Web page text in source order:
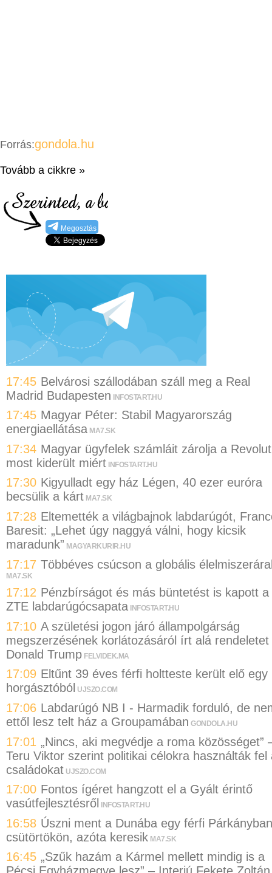
Forrás:gondola.hu
Tovább a cikkre »
Megosztás
17:45 Belvárosi szállodában száll meg a Real
Madrid Budapesten INFOSTART.HU
17:45 Magyar Péter: Stabil Magyarország
energiaellátása MA7.SK
17:34 Magyar ügyfelek számláit zárolja a
most kiderült miért INFOSTART.HU
17:30 Kigyulladt egy ház Légen, 40 ezer euróra
becsülik a kárt MA7.SK
17:28 Eltemették a világbajnok labdarúgót,
Baresit: „Lehet úgy naggyá válni, hogy kicsik
maradunk” MAGYARKURIR.HU
17:17 Többéves csúcson a globális
MA7.SK
17:12 Pénzbírságot és más büntetést is kapott a
ZTE labdarúgócsapata INFOSTART.HU
17:10 A születési jogon járó állampolgárság
megszerzésének korlátozásáról írt alá rendeletet
Donald Trump FELVIDEK.MA
17:09 Eltűnt 39 éves férfi holtteste került elő egy
horgásztóból UJSZO.COM
17:06 Labdarúgó NB I - Harmadik forduló, de
ettől lesz telt ház a Groupamában GONDOLA.HU
17:01 „Nincs, aki megvédje a roma közösséget”
Teru Viktor szerint politikai célokra használták fel
családokat UJSZO.COM
17:00 Fontos ígéret hangzott el a Gyált érintő
vasútfejlesztésről
INFOSTART.HU
16:58 Úszni ment a Dunába egy férfi Párkányban
csütörtökön, azóta keresik MA7.SK
16:45 „Szűk hazám a Kármel mellett mindig is a